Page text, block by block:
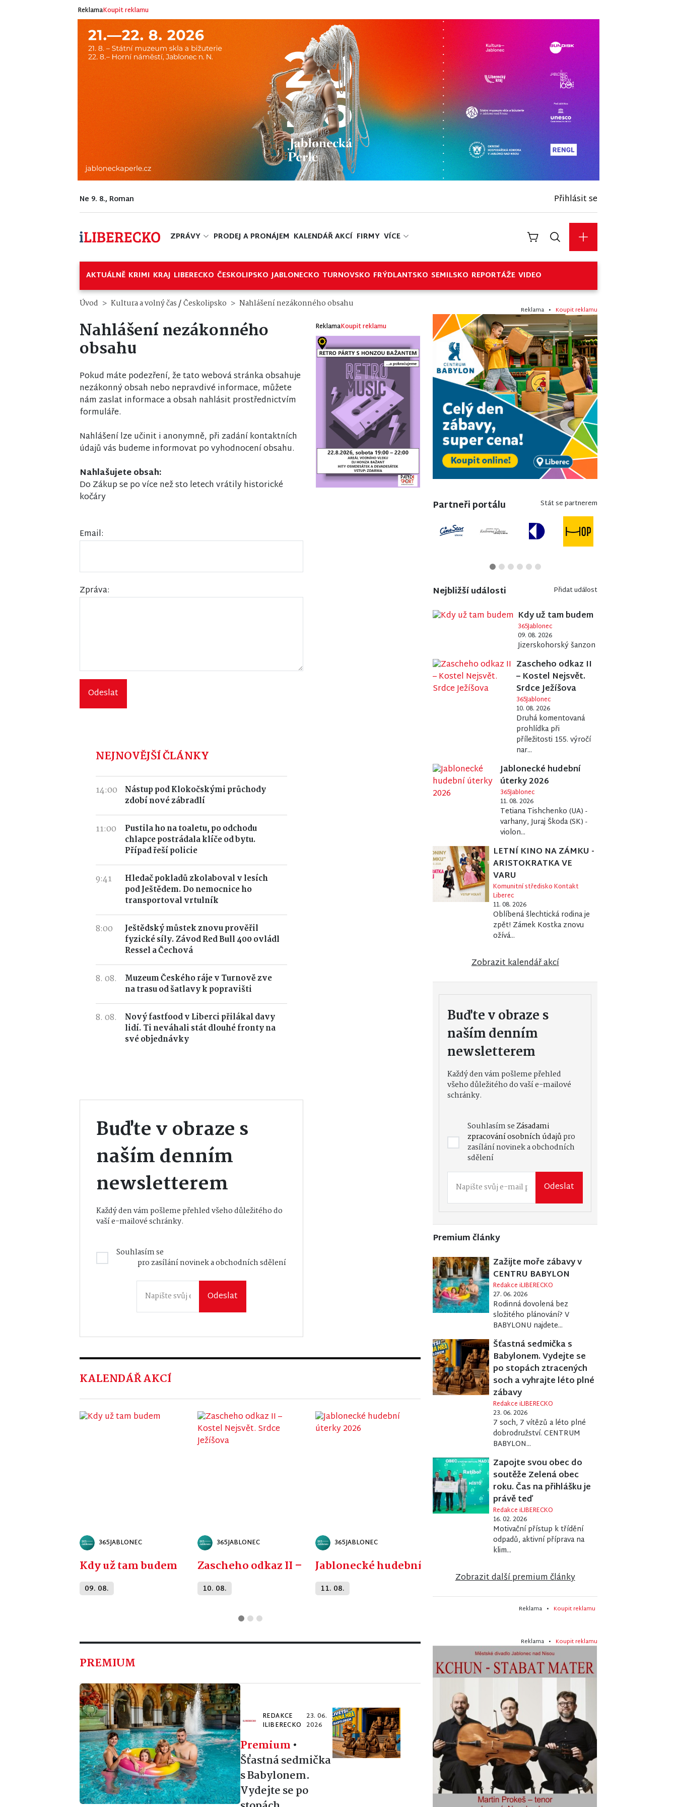
ReklamaKoupit reklamu
Ne 9. 8., Roman Přihlásit se
ZPRÁVY PRODEJ A PRONÁJEM KALENDÁŘ AKCÍ FIRMY VÍCE
AKTUÁLNĚ KRIMI KRAJ LIBERECKO ČESKOLIPSKO JABLONECKO TURNOVSKO FRÝDLANTSKO SEMILSKO REPORTÁŽE VIDEO
Úvod Kultura a volný čas/Českolipsko Nahlášení nezákonného obsahu
Nahlášení nezákonného
obsahu
Pokud máte podezření, že tato webová stránka obsahuje
nezákonný obsah nebo nepravdivé informace, můžete
nám zaslat informace a obsah nahlásit prostřednictvím
formuláře.
Nahlášení lze učinit i anonymně, při zadání kontaktních
údajů vás budeme informovat po vyhodnocení obsahu.
Nahlašujete obsah:
Do Zákup se po více než sto letech vrátily historické
kočáry
Email:
Zpráva:
Odeslat
NEJNOVĚJŠÍ ČLÁNKY
14:00
Nástup pod Klokočskými průchody
zdobí nové zábradlí
11:00
Pustila ho na toaletu, po odchodu
chlapce postrádala klíče od bytu.
Případ řeší policie
9:41
Hledač pokladů zkolaboval v lesích
pod Ještědem. Do nemocnice ho
transportoval vrtulník
8:00
Ještědský můstek znovu prověřil
fyzické síly. Závod Red Bull 400 ovládl
Ressel a Čechová
8. 08.
Muzeum Českého ráje v Turnově zve
na trasu od šatlavy k popravišti
8. 08.
Nový fastfood v Liberci přilákal davy
lidí. Ti neváhali stát dlouhé fronty na
své objednávky
Buďte v obraze s
naším denním
newsletterem
Každý den vám pošleme přehled všeho důležitého do
vaší e-mailové schránky.
Souhlasím se
pro zasílání novinek a obchodních sdělení
Odeslat
ReklamaKoupit reklamu
KALENDÁŘ AKCÍ
365JABLONEC
Kdy už tam budem
09. 08.
365JABLONEC
Zascheho odkaz II – Kostel Nejsvět. Srdce Ježíšova
10. 08.
365JABLONEC
Jablonecké hudební úterky 2026
11. 08.
PREMIUM
REDAKCE
ILIBERECKO
23. 06.
2026
Premium •
Šťastná sedmička
s Babylonem.
Vydejte se po
Reklama • Koupit reklamu
Partneři portálu Stát se partnerem
Nejbližší události Přidat událost
Kdy už tam budem
365Jablonec
09. 08. 2026
Jizerskohorský šanzon
Zascheho odkaz II
– Kostel Nejsvět.
Srdce Ježíšova
365Jablonec
10. 08. 2026
Druhá komentovaná
prohlídka při
příležitosti 155. výročí
nar...
Jablonecké hudební
úterky 2026
365Jablonec
11. 08. 2026
Tetiana Tishchenko (UA) -
varhany, Juraj Škoda (SK) -
violon...
LETNÍ KINO NA ZÁMKU -
ARISTOKRATKA VE
VARU
Komunitní středisko Kontakt
Liberec
11. 08. 2026
Oblíbená šlechtická rodina je
zpět! Zámek Kostka znovu
ožívá...
Zobrazit kalendář akcí
Buďte v obraze s
naším denním
newsletterem
Každý den vám pošleme přehled
všeho důležitého do vaší e-mailové
schránky.
Souhlasím seZásadami
zpracování osobních údajůpro
zasílání novinek a obchodních
sdělení
Odeslat
Premium články
Zažijte moře zábavy v
CENTRU BABYLON
Redakce iLIBERECKO
27. 06. 2026
Rodinná dovolená bez
složitého plánování? V
BABYLONU najdete...
Šťastná sedmička s
Babylonem. Vydejte se
po stopách ztracených
soch a vyhrajte léto plné
zábavy
Redakce iLIBERECKO
23. 06. 2026
7 soch, 7 vítězů a léto plné
dobrodružství. CENTRUM
BABYLON...
Zapojte svou obec do
soutěže Zelená obec
roku. Čas na přihlášku je
právě teď
Redakce iLIBERECKO
16. 02. 2026
Motivační přístup k třídění
odpadů, aktivní příprava na
klim...
Zobrazit další premium články
Reklama • Koupit reklamu
Reklama • Koupit reklamu